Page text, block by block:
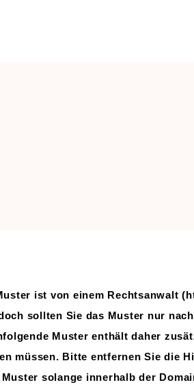
ist von einem Rechtsanwalt (
sollten Sie das Muster nur
Muster enthält daher
müssen. Bitte entfernen Sie die
solange innerhalb der